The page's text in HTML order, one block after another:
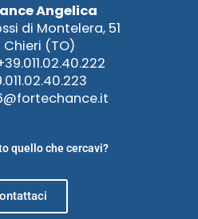
Angelica
di Montelera, 51
Chieri (TO)
quello che cercavi?